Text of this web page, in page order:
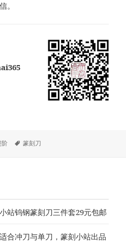
。
阶
标
篆刻刀
站钨钢篆刻刀三件套29元包邮
合冲刀与单刀，篆刻小站出品